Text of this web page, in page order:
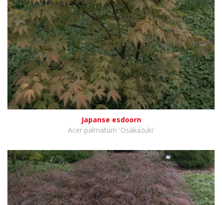
Japanse esdoorn
Acer palmatum 'Osakazuki'